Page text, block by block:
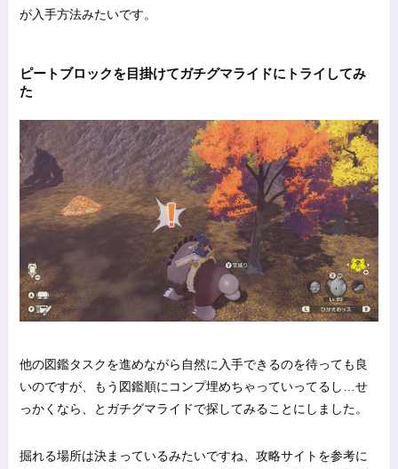
が入手方法みたいです。
ピートブロックを目掛けてガチグマライドにトライしてみ
た
他の図鑑タスクを進めながら自然に入手できるのを待っても良
いのですが、もう図鑑順にコンプ埋めちゃっていってるし…せ
っかくなら、とガチグマライドで探してみることにしました。
掘れる場所は決まっているみたいですね、攻略サイトを参考に